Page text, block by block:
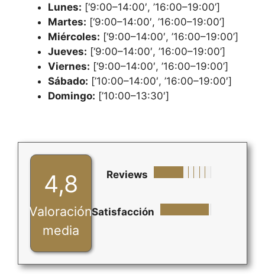
Lunes: [‘9:00–14:00′, ’16:00–19:00’]
Martes: [‘9:00–14:00′, ’16:00–19:00’]
Miércoles: [‘9:00–14:00′, ’16:00–19:00’]
Jueves: [‘9:00–14:00′, ’16:00–19:00’]
Viernes: [‘9:00–14:00′, ’16:00–19:00’]
Sábado: [’10:00–14:00′, ’16:00–19:00′]
Domingo: [’10:00–13:30′]
4,8
Valoración
media
Reviews
Satisfacción